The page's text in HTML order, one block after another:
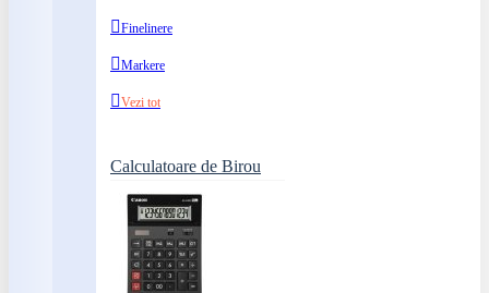
Finelinere
Markere
Vezi tot
Calculatoare de Birou